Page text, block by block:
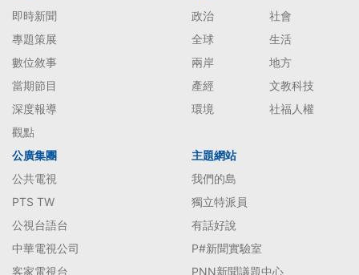
即時新聞
專題策展
數位敘事
當期節目
深度報導
觀點
政治
社會
全球
生活
兩岸
地方
產經
文教科技
環境
社福人權
公廣集團
公共電視
PTS TW
公視台語台
中華電視公司
客家電視台
主題網站
我們的島
獨立特派員
有話好說
P#新聞實驗室
PNN新聞議題中心